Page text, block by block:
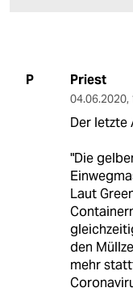
P Priest
04.06.2020,
Der letzte
"Die
Laut
den
mehr